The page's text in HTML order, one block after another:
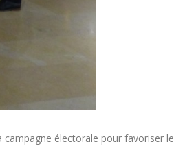
campagne électorale pour favoriser le